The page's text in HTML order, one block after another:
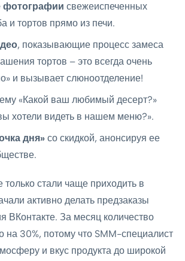
фотографии свежеиспеченных
и тортов прямо из печи.
, показывающие процесс замеса
тортов – это всегда очень
и вызывает слюноотделение!
«Какой ваш любимый десерт?»
хотели видеть в нашем меню?».
дня» со скидкой, анонсируя ее
только стали чаще приходить в
активно делать предзаказы
ВКонтакте. За месяц количество
на 30%, потому что SMM-специалист
и вкус продукта до широкой